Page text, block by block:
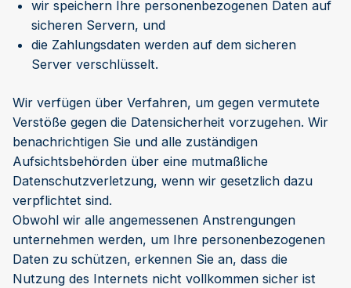
wir speichern Ihre personenbezogenen Daten auf
sicheren Servern, und
die Zahlungsdaten werden auf dem sicheren
Server verschlüsselt.
Wir verfügen über Verfahren, um gegen vermutete
Verstöße gegen die Datensicherheit vorzugehen. Wir
benachrichtigen Sie und alle zuständigen
Aufsichtsbehörden über eine mutmaßliche
Datenschutzverletzung, wenn wir gesetzlich dazu
verpflichtet sind.
Obwohl wir alle angemessenen Anstrengungen
unternehmen werden, um Ihre personenbezogenen
Daten zu schützen, erkennen Sie an, dass die
Nutzung des Internets nicht vollkommen sicher ist